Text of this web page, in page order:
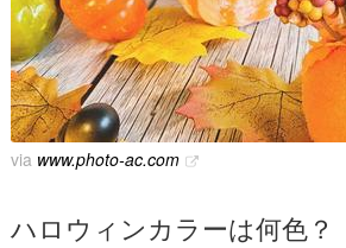
via www.photo-ac.com
ハロウィンカラーは何色？